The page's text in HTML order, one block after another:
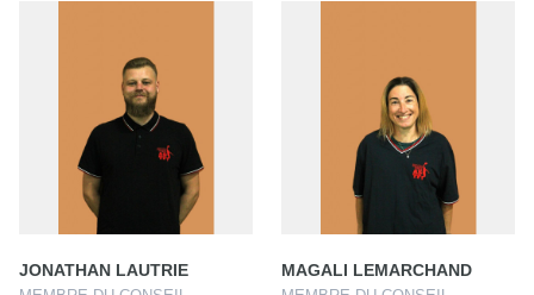
JONATHAN LAUTRIE MAGALI LEMARCHAND